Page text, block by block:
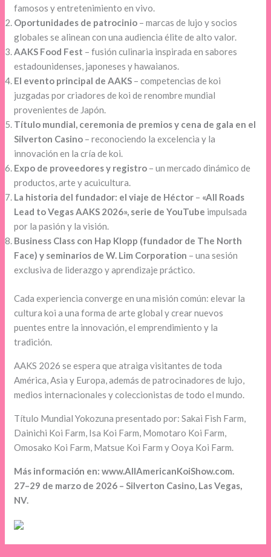
famosos y entretenimiento en vivo.
Oportunidades de patrocinio – marcas de lujo y socios
globales se alinean con una audiencia élite de alto valor.
AAKS Food Fest – fusión culinaria inspirada en sabores
estadounidenses, japoneses y hawaianos.
El evento principal de AAKS – competencias de koi
juzgadas por criadores de koi de renombre mundial
provenientes de Japón.
Título mundial, ceremonia de premios y cena de gala en el
Silverton Casino – reconociendo la excelencia y la
innovación en la cría de koi.
Expo de proveedores y registro – un mercado dinámico de
productos, arte y acuicultura.
La historia del fundador: el viaje de Héctor – «All Roads
Lead to Vegas AAKS 2026», serie de YouTube impulsada
por la pasión y la visión.
Business Class con Hap Klopp (fundador de The North
Face) y seminarios de W. Lim Corporation – una sesión
exclusiva de liderazgo y aprendizaje práctico.
Cada experiencia converge en una misión común: elevar la
cultura koi a una forma de arte global y crear nuevos
puentes entre la innovación, el emprendimiento y la
tradición.
AAKS 2026 se espera que atraiga visitantes de toda
América, Asia y Europa, además de patrocinadores de lujo,
medios internacionales y coleccionistas de todo el mundo.
Título Mundial Yokozuna presentado por: Sakai Fish Farm,
Dainichi Koi Farm, Isa Koi Farm, Momotaro Koi Farm,
Omosako Koi Farm, Matsue Koi Farm y Ooya Koi Farm.
Más información en: www.AllAmericanKoiShow.com.
27–29 de marzo de 2026 – Silverton Casino, Las Vegas,
NV.